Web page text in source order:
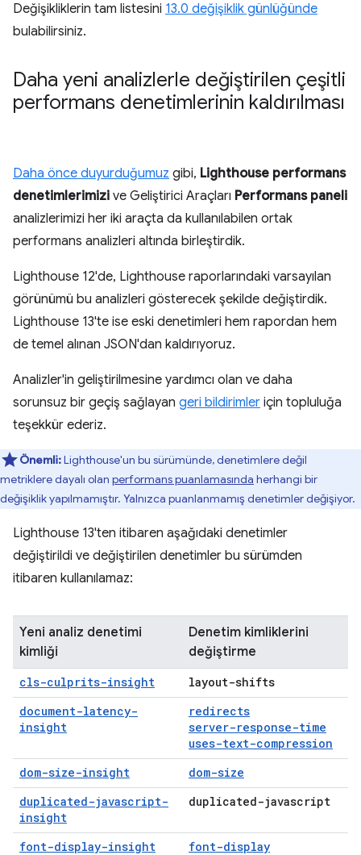
Değişikliklerin tam listesini 13.0 değişiklik günlüğünde
bulabilirsiniz.
Daha yeni analizlerle değiştirilen çeşitli
performans denetimlerinin kaldırılması
Daha önce duyurduğumuz gibi, Lighthouse performans
denetimlerimizi ve Geliştirici Araçları Performans paneli
analizlerimizi her iki araçta da kullanılabilen ortak
performans analizleri altında birleştirdik.
Lighthouse 12'de, Lighthouse raporlarındaki varsayılan
görünümü bu analizleri gösterecek şekilde değiştirdik.
Lighthouse 13'te ise eski denetimleri hem rapordan hem
de temel alınan JSON'dan kaldırıyoruz.
Analizler'in geliştirilmesine yardımcı olan ve daha
sorunsuz bir geçiş sağlayan geri bildirimler için topluluğa
teşekkür ederiz.
Önemli:Lighthouse'un bu sürümünde, denetimlere değil
metriklere dayalı olan performans puanlamasında herhangi bir
değişiklik yapılmamıştır. Yalnızca puanlanmamış denetimler değişiyor.
Lighthouse 13'ten itibaren aşağıdaki denetimler
değiştirildi ve değiştirilen denetimler bu sürümden
itibaren kullanılamaz:
Yeni analiz denetimi
kimliği
Denetim kimliklerini
değiştirme
cls-culprits-insight
layout-shifts
document-latency-
insight
redirects
server-response-time
uses-text-compression
dom-size-insight
dom-size
duplicated-javascript-
insight
duplicated-javascript
font-display-insight
font-display